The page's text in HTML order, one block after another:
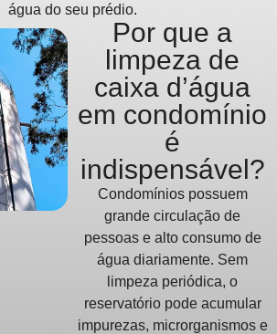
água do seu prédio.
Por que a
limpeza de
caixa d’água
em condomínio
é
indispensável?
Condomínios possuem
grande circulação de
pessoas e alto consumo de
água diariamente. Sem
limpeza periódica, o
reservatório pode acumular
impurezas, microrganismos e